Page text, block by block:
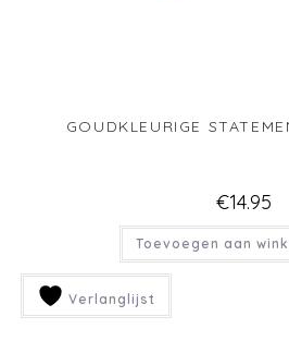
GOUDKLEURIGE
€14.95
Toevoegen aan
Verlanglijst